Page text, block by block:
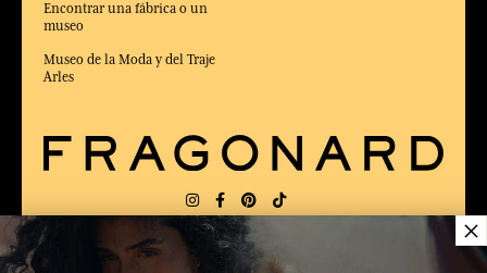
Encontrar una fábrica o un
museo
Museo de la Moda y del Traje
Arles
IDIOMA:
×